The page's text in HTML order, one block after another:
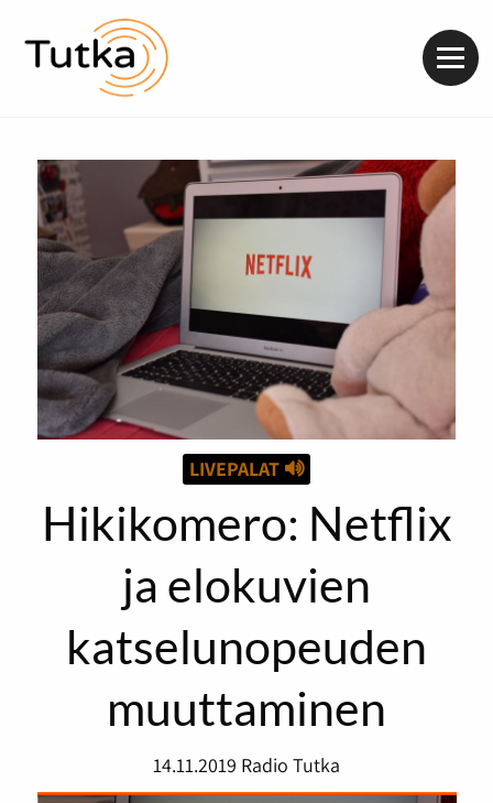
LIVEPALAT
Hikikomero: Netflix
ja elokuvien
katselunopeuden
muuttaminen
14.11.2019 Radio Tutka